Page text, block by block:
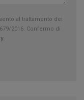
al trattamento dei
2016. Confermo di